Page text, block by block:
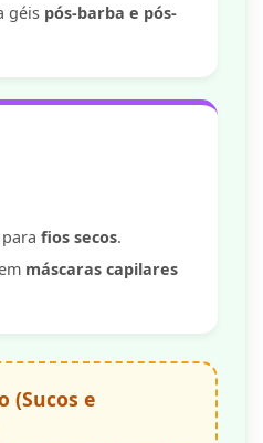
géis pós-barba e pós-
fios secos.
máscaras capilares
(Sucos e